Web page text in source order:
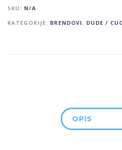
SKU: N/A
KATEGORIJE: BRENDOVI, DUDE /
OPIS